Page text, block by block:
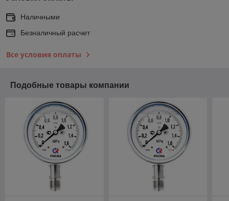
Наличными
Безналичный расчет
Все условия оплаты
Подобные товары компании